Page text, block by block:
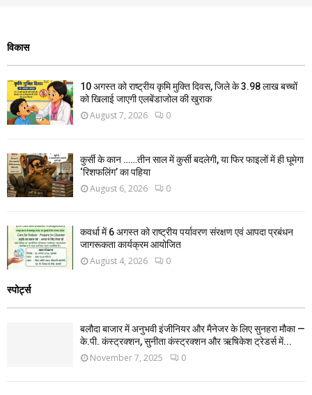
विकास
10 अगस्त को राष्ट्रीय कृमि मुक्ति दिवस, जिले के 3.98 लाख बच्चों
को खिलाई जाएगी एलबेंडाजोल की खुराक
August 7, 2026 0
कुर्सी के कान ……तीन साल में कुर्सी बदलेगी, या फिर फाइलों में ही घूमेगा
‘रिशफलिंग’ का पहिया
August 6, 2026 0
कवर्धा में 6 अगस्त को राष्ट्रीय पर्यावरण संरक्षण एवं आपदा प्रबंधन
जागरूकता कार्यक्रम आयोजित
August 4, 2026 0
स्पोर्ट्स
बलौदा बाजार में अनुभवी इंजीनियर और मैनेजर के लिए सुनहरा मौका —
के.पी. कंस्ट्रक्शन, सुनीता कंस्ट्रक्शन और ऋषिकेश ट्रेडर्स में...
November 7, 2025 0